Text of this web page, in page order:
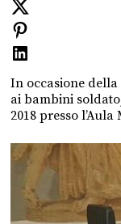
In occasione
ai bambini
2018 presso